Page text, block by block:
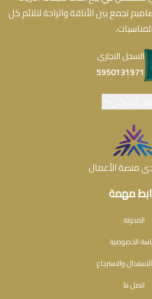
مهمة
المدونة
الخصوصية
والاسترجاع
اتصل بنا
تجمع بين الأناقة والراحة لتلائم كل
المناسبات.
السجل التجاري
5950131971
منصة الأعمال